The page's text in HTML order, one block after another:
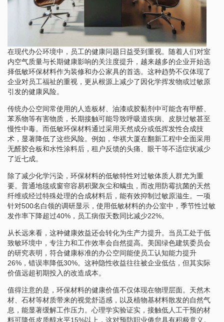
在现代办公环境中，员工的健康问题日益受到重视。随着人们对室
内空气质量与长期健康影响的关注度提升，越来越多的企业开始选
择低敏环保材料作为装修和办公家具的首选。这种趋势不仅体现了
企业对员工福祉的重视，更从根源上减少了因化学挥发物或过敏原
引发的健康风险。
传统办公空间常使用的人造板材、油漆或胶黏剂中可能含有甲醛、
苯系物等有害物质，长期接触可能导致呼吸道疾病、皮肤过敏甚至
慢性中毒。而低敏环保材料通过采用天然成分或低挥发性合成技
术，显著降低了这些风险。例如，华祺大厦在翻新工程中全面采用
无醛胶合板和水性涂料后，租户反馈的头痛、眼干等不适症状减少
了近七成。
除了减少化学污染，环保材料的低敏特性对过敏体质人群尤为重
要。普通地毯或窗帘容易积聚灰尘和螨虫，而改用防霉抗菌的天然
纤维或经过特殊处理的合成材料后，能有效抑制过敏原滋生。一项
针对500名白领的调研显示，使用低敏材料的办公室中，季节性过敏
发作率下降超过40%，员工病假天数同比减少22%。
从长远来看，这种健康效益还会转化为生产力提升。当员工处于低
致敏环境中，专注力和工作效率会自然提高。美国绿色建筑委员会
的研究表明，符合健康标准的办公空间能使员工认知能力提升
26%，错误率降低30%。这种隐性收益往往被企业低估，但其实际
价值远超初期投入的改造成本。
值得注意的是，环保材料的健康价值不仅体现在物理层面。天然木
材、石材等材质带来的视觉舒适感，以及植物基材料散发的自然气
息，能显著缓解工作压力。心理学实验证实，接触低人工干预的材
料可降低皮质醇水平15%以上，这对预防职业倦怠具有积极意义。